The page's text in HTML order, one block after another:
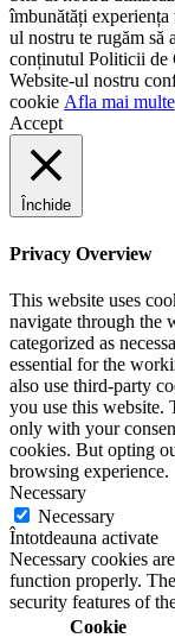
îmbunătăți experiența
ul nostru te rugăm să
conținutul Politicii de
Website-ul nostru
cookie Afla mai multe
Accept
Închide
Privacy Overview
This website uses
navigate through the
categorized as
essential for the
also use third-party
you use this website.
only with your
cookies. But opting
browsing experience.
Necessary
Necessary
Întotdeauna activate
Necessary cookies
function properly.
security features of
Cookie